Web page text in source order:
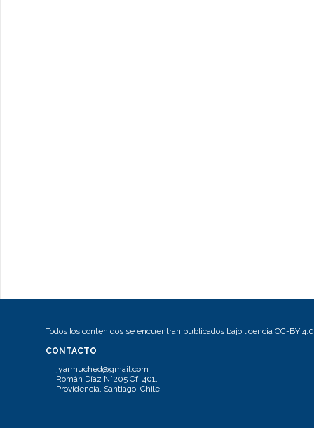
Todos los contenidos se encuentran publicados bajo licencia CC-BY 4.0
CONTACTO
jyarmuched@gmail.com
Román Díaz N°205 Of. 401.
Providencia, Santiago, Chile